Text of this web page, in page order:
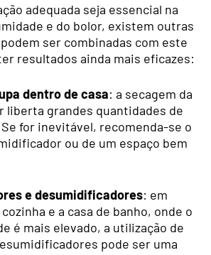
adequada seja essencial na
e do bolor, existem outras
ser combinadas com este
resultados ainda mais eficazes:
dentro de casa: a secagem da
liberta grandes quantidades de
for inevitável, recomenda-se o
ou de um espaço bem
e desumidificadores: em
e a casa de banho, onde o
é mais elevado, a utilização de
pode ser uma